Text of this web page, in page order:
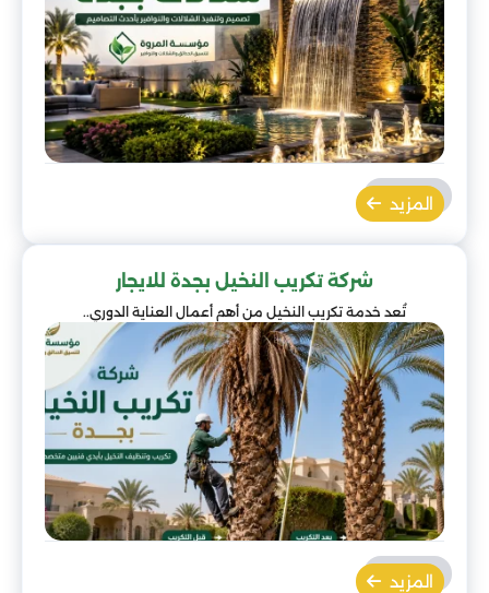
المزيد
شركة تكريب النخيل بجدة للايجار
تُعد خدمة تكريب النخيل من أهم أعمال العناية الدوري..
المزيد